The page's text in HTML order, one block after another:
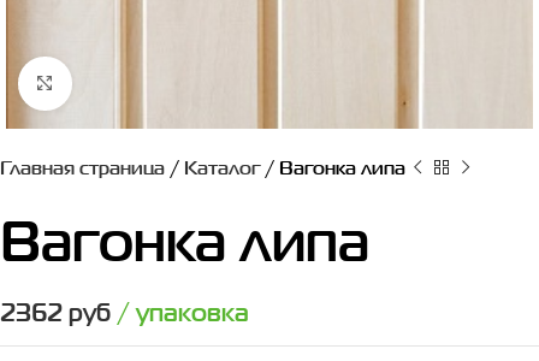
Нажмите, чтобы увеличить
Главная страница / Каталог/ Вагонка липа
Вагонка липа
2362руб/ упаковка